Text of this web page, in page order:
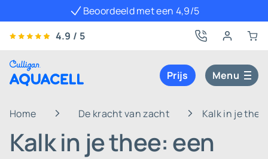
Beoordeeld met een 4,9/5
4.9 / 5
Prijs Menu
Home De kracht van zacht Kalk in je
Kalk in je thee: een